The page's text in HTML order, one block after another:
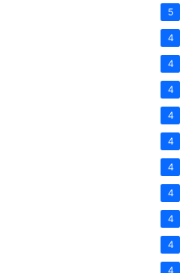
5
4
4
4
4
4
4
4
4
4
4